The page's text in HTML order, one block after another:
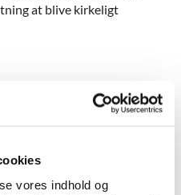
vores indhold og
at blive kirkeligt
du tage kontakt til
samt CPR.nr. i en
også meget velkommen